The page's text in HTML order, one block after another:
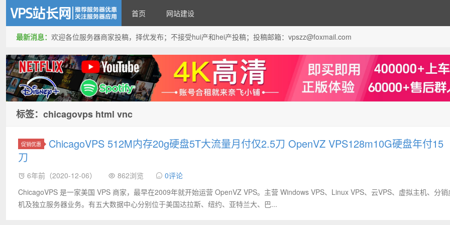
VPS站长网
首页 网站建设
最新消息： 欢迎各位服务器商家投稿，择优发布；不接受hui产和hei产投稿；投稿邮箱：vpszz@foxmail.com
标签：chicagovps html vnc
促销优惠
ChicagoVPS 512M内存20g硬盘5T大流量月付仅2.5刀 OpenVZ VPS128m10G硬盘年付15
刀
6年前（2020-12-06） 862浏览
0评论
ChicagoVPS 是一家美国 VPS 商家，最早在2009年就开始运营 OpenVZ VPS。主营 Windows VPS、Linux VPS、云VPS、虚拟主机、分
机及独立服务器业务。有五大数据中心分别位于美国达拉斯、纽约、亚特兰大、巴...